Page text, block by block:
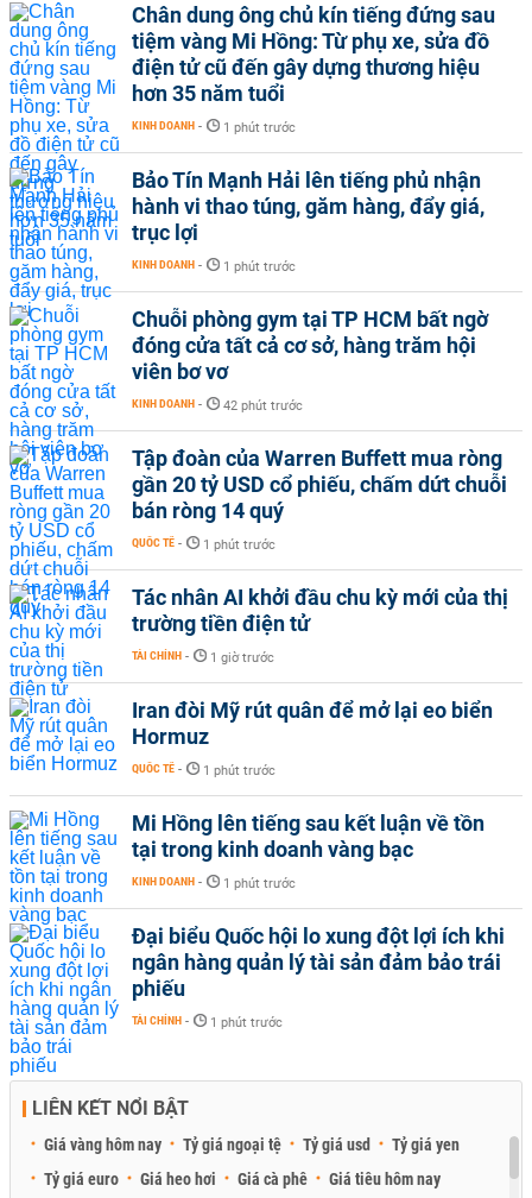
Chân dung ông chủ kín tiếng đứng sau
tiệm vàng Mi Hồng: Từ phụ xe, sửa đồ
điện tử cũ đến gây dựng thương hiệu
hơn 35 năm tuổi
KINH DOANH - 1 phút trước
Bảo Tín Mạnh Hải lên tiếng phủ nhận
hành vi thao túng, găm hàng, đẩy giá,
trục lợi
KINH DOANH - 1 phút trước
Chuỗi phòng gym tại TP HCM bất ngờ
đóng cửa tất cả cơ sở, hàng trăm hội
viên bơ vơ
KINH DOANH - 42 phút trước
Tập đoàn của Warren Buffett mua ròng
gần 20 tỷ USD cổ phiếu, chấm dứt chuỗi
bán ròng 14 quý
QUỐC TẾ - 1 phút trước
Tác nhân AI khởi đầu chu kỳ mới của thị
trường tiền điện tử
TÀI CHÍNH - 1 giờ trước
Iran đòi Mỹ rút quân để mở lại eo biển
Hormuz
QUỐC TẾ - 1 phút trước
Mi Hồng lên tiếng sau kết luận về tồn
tại trong kinh doanh vàng bạc
KINH DOANH - 1 phút trước
Đại biểu Quốc hội lo xung đột lợi ích khi
ngân hàng quản lý tài sản đảm bảo trái
phiếu
TÀI CHÍNH - 1 phút trước
LIÊN KẾT NỔI BẬT
Giá vàng hôm nay Tỷ giá ngoại tệ Tỷ giá usd
Tỷ giá yen
Tỷ giá euro
Giá heo hơi Giá cà phê Giá tiêu hôm nay